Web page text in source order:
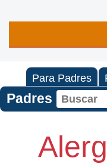
Para Padres
Padres